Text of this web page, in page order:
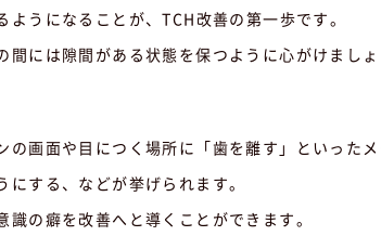
ようになることが、TCH改善の第一歩です。
には隙間がある状態を保つように心がけましょ
の画面や目につく場所に「歯を離す」といった
する、などが挙げられます。
の癖を改善へと導くことができます。